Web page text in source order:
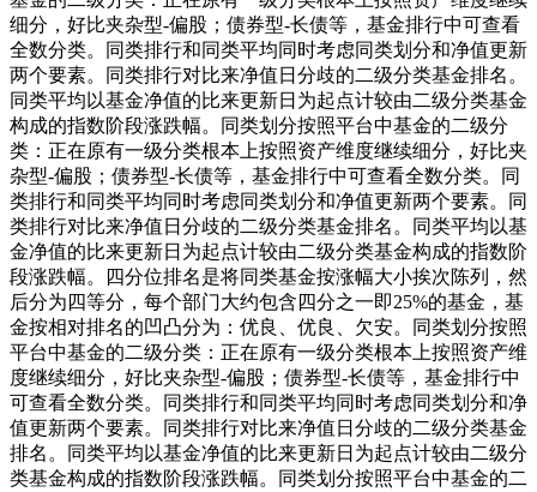
细分，好比夹杂型-偏股；债券型-长债等，基金排行中可查看
全数分类。同类排行和同类平均同时考虑同类划分和净值更新
两个要素。同类排行对比来净值日分歧的二级分类基金排名。
同类平均以基金净值的比来更新日为起点计较由二级分类基金
构成的指数阶段涨跌幅。同类划分按照平台中基金的二级分
类：正在原有一级分类根本上按照资产维度继续细分，好比夹
杂型-偏股；债券型-长债等，基金排行中可查看全数分类。同
类排行和同类平均同时考虑同类划分和净值更新两个要素。同
类排行对比来净值日分歧的二级分类基金排名。同类平均以基
金净值的比来更新日为起点计较由二级分类基金构成的指数阶
段涨跌幅。四分位排名是将同类基金按涨幅大小挨次陈列，然
后分为四等分，每个部门大约包含四分之一即25%的基金，基
金按相对排名的凹凸分为：优良、优良、欠安。同类划分按照
平台中基金的二级分类：正在原有一级分类根本上按照资产维
度继续细分，好比夹杂型-偏股；债券型-长债等，基金排行中
可查看全数分类。同类排行和同类平均同时考虑同类划分和净
值更新两个要素。同类排行对比来净值日分歧的二级分类基金
排名。同类平均以基金净值的比来更新日为起点计较由二级分
类基金构成的指数阶段涨跌幅。同类划分按照平台中基金的二